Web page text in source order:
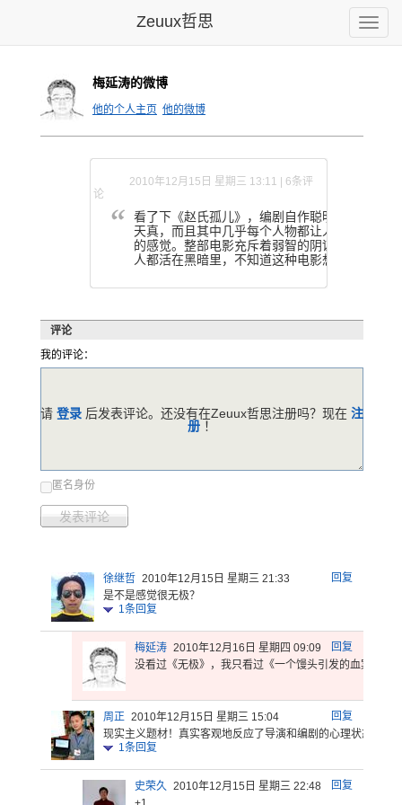
Toggle
Zeuux哲思
梅延涛的微博
他的个人主页 他的微博
2010年12月15日 星期三 13:11 | 6条评
论
看了下《赵氏孤儿》， 编剧自作聪明地把剧情
天真，而且其中几乎每个人物都让人有一种心
的感觉。整部电影充斥着弱智的阴谋和邪恶的
人都活在黑暗里，不知道这种电影想表达什么
评论
我的评论：
匿名身份
发表评论
请 登录 后发表评论。还没有在Zeuux哲思注册吗？现在 注
册 ！
回复
徐继哲 2010年12月15日 星期三 21:33
是不是感觉很无极？
1条回复
回复
梅延涛 2010年12月16日 星期四 09:09
没看过《无极》，我只看过《一个馒头引发的血案》
回复
周正 2010年12月15日 星期三 15:04
现实主义题材！真实客观地反应了导演和编剧 的心理状态
1条回复
回复
史荣久 2010年12月15日 星期三 22:48